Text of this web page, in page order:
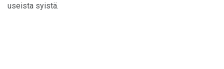
useista syistä.